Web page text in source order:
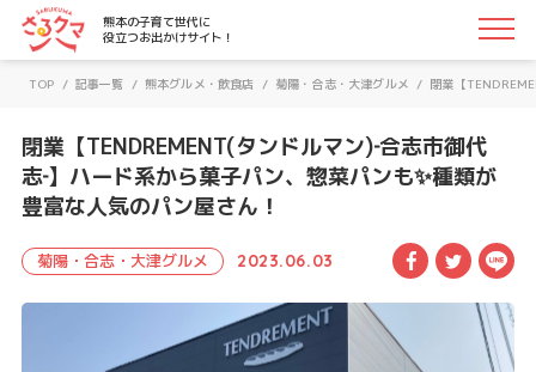
さるクマ-さるこう、熊本-｜熊本の子育て世代に役立つお
熊本の子育て世代に
役立つお出かけサイト！
TOP / 記事一覧 / 熊本グルメ・飲食店 / 菊陽・合志・大津グルメ / 閉業【
閉業【TENDREMENT(タンドルマン)‐合志市御代
志‐】ハード系から菓子パン、惣菜パンも✨種類が
豊富な人気のパン屋さん！
菊陽・合志・大津グルメ 2023.06.03 Facebook